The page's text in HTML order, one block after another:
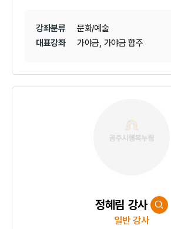
강좌분류
문화/예술
대표강좌
가야금, 가야금 합주
정혜림 강사
일반 강사